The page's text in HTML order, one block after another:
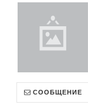
СООБЩЕНИЕ